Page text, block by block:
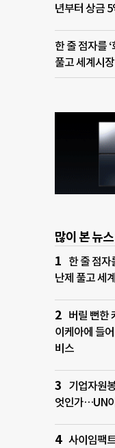
년부터 상금 5
한 줄 점자를
풀고 세계시장
많이 본 뉴
한 줄 점자
난제 풀고 세
버릴 뻔한
이케아에 들
비스
기업자원
엇인가…UN
사이임팩